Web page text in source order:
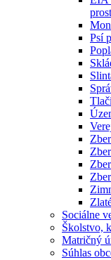
Psí
Sociálne
Školstvo,
Matričný
Súhlas